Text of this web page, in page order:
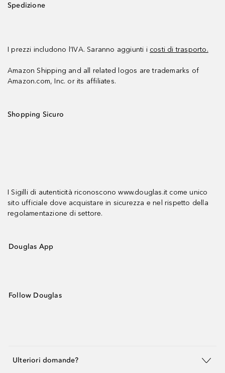
Spedizione
I prezzi includono l’IVA. Saranno aggiunti i costi di trasporto.
Amazon Shipping and all related logos are trademarks of
Amazon.com, Inc. or its affiliates.
Shopping Sicuro
I Sigilli di autenticità riconoscono www.douglas.it come unico
sito ufficiale dove acquistare in sicurezza e nel rispetto della
regolamentazione di settore.
Douglas App
Follow Douglas
Ulteriori domande?